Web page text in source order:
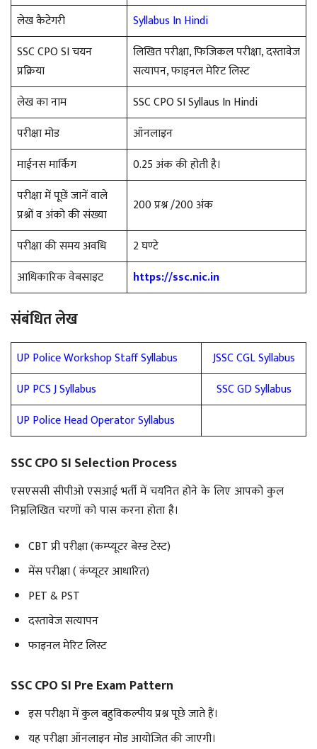
लेख कैटेगरी
Syllabus In Hindi
SSC CPO SI चयन
प्रक्रिया
लिखित परीक्षा, फिजिकल परीक्षा, दस्तावेज
सत्यापन, फाइनल मेरिट लिस्ट
लेख का नाम
SSC CPO SI Syllaus In Hindi
परीक्षा मोड
ऑनलाइन
माईनस मार्किंग
0.25 अंक की होती है।
परीक्षा में पूछें जानें वाले
प्रश्नों व अंको की संख्या
200 प्रश्न /200 अंक
परीक्षा की समय अवधि
2 घण्टे
आधिकारिक वेबसाइट
https://ssc.nic.in
संबंधित लेख
UP Police Workshop Staff Syllabus
JSSC CGL Syllabus
UP PCS J Syllabus
SSC GD Syllabus
UP Police Head Operator Syllabus
SSC CPO SI Selection Process
एसएससी सीपीओ एसआई भर्ती में चयनित होने के लिए आपको कुल
निम्नलिखित चरणों को पास करना होता है।
CBT प्री परीक्षा (कम्प्यूटर बेस्ड टेस्ट)
मेंस परीक्षा ( कंप्यूटर आधारित)
PET & PST
दस्तावेज सत्यापन
फाइनल मेरिट लिस्ट
SSC CPO SI Pre Exam Pattern
इस परीक्षा में कुल बहुविकल्पीय प्रश्न पूछे जाते हैं।
यह परीक्षा ऑनलाइन मोड आयोजित की जाएगी।